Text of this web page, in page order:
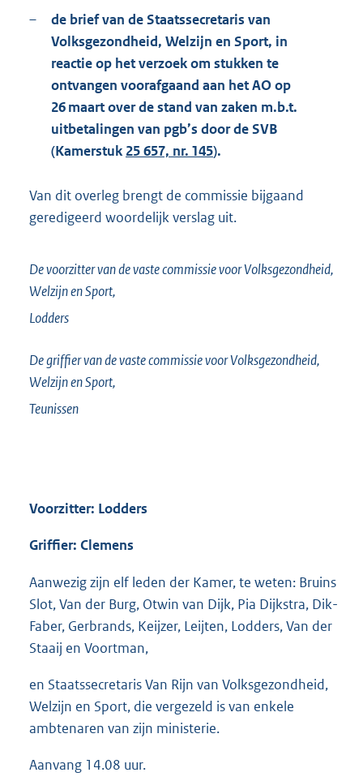
–
de brief van de Staatssecretaris van
Volksgezondheid, Welzijn en Sport, in
reactie op het verzoek om stukken te
ontvangen voorafgaand aan het AO op
26 maart over de stand van zaken m.b.t.
uitbetalingen van pgb’s door de SVB
(Kamerstuk 25 657, nr. 145).
Van dit overleg brengt de commissie bijgaand
geredigeerd woordelijk verslag uit.
De voorzitter van de vaste commissie voor Volksgezondheid,
Welzijn en Sport,
Lodders
De griffier van de vaste commissie voor Volksgezondheid,
Welzijn en Sport,
Teunissen
Voorzitter: Lodders
Griffier: Clemens
Aanwezig zijn elf leden der Kamer, te weten: Bruins
Slot, Van der Burg, Otwin van Dijk, Pia Dijkstra, Dik-
Faber, Gerbrands, Keijzer, Leijten, Lodders, Van der
Staaij en Voortman,
en Staatssecretaris Van Rijn van Volksgezondheid,
Welzijn en Sport, die vergezeld is van enkele
ambtenaren van zijn ministerie.
Aanvang 14.08 uur.